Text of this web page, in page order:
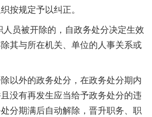
按规定予以纠正。
人员被开除的，自政务处分决定生效
其与所在机关、单位的人事关系或
以外的政务处分，在政务处分期内
没有再发生应当给予政务处分的违
分期满后自动解除，晋升职务、职